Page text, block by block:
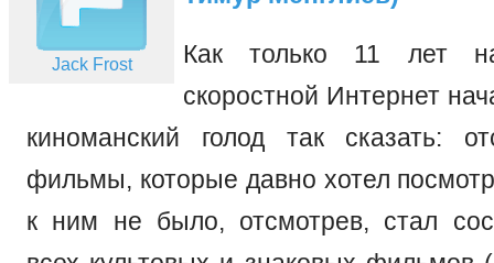
Jack Frost
Как только 11 лет
скоростной Интернет
киноманский голод так сказать:
фильмы, которые давно хотел
к ним не было, отсмотрев, стал